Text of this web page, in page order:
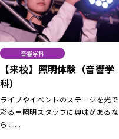
音響学科
【来校】照明体験（音響学
科）
ライブやイベントのステージを光で
彩る＝照明スタッフに興味があるな
らこ...